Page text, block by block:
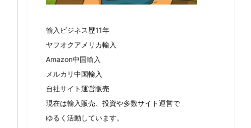
輸入ビジネス歴11年
ヤフオクアメリカ輸入
Amazon中国輸入
メルカリ中国輸入
自社サイト運営販売
現在は輸入販売、投資や多数サイト運営で
ゆるく活動しています。